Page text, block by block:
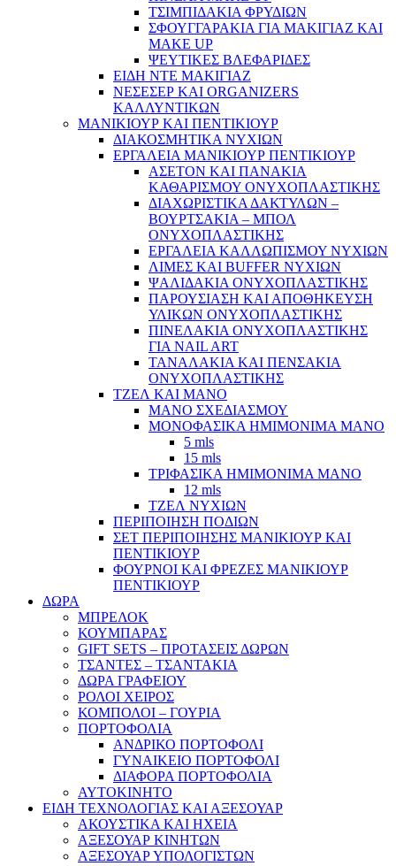
ΤΣΙΜΠΙΔΑΚΙΑ ΦΡΥΔΙΩΝ
ΣΦΟΥΓΓΑΡΑΚΙΑ ΓΙΑ ΜΑΚΙΓΙΑZ ΚΑΙ
MAKE UP
ΨΕΥΤΙΚΕΣ ΒΛΕΦΑΡΙΔΕΣ
ΕΙΔΗ ΝΤΕ ΜΑΚΙΓΙΑΖ
ΝΕΣΕΣΕΡ ΚΑΙ ORGANIZERS
ΚΑΛΛΥΝΤΙΚΩΝ
ΜΑΝΙΚΙΟΥΡ ΚΑΙ ΠΕΝΤΙΚΙΟΥΡ
ΔΙΑΚΟΣΜΗΤΙΚΑ ΝΥΧΙΩΝ
ΕΡΓΑΛΕΙΑ ΜΑΝΙΚΙΟΥΡ ΠΕΝΤΙΚΙΟΥΡ
ΑΣΕΤΟΝ ΚΑΙ ΠΑΝΑΚΙΑ
ΚΑΘΑΡΙΣΜΟΥ ΟΝΥΧΟΠΛΑΣΤΙΚΗΣ
ΔΙΑΧΩΡΙΣΤΙΚΑ ΔΑΚΤΥΛΩΝ –
ΒΟΥΡΤΣΑΚΙΑ – ΜΠΟΛ
ΟΝΥΧΟΠΛΑΣΤΙΚΗΣ
ΕΡΓΑΛΕΙΑ ΚΑΛΛΩΠΙΣΜΟΥ ΝΥΧΙΩΝ
ΛΙΜΕΣ ΚΑΙ BUFFER ΝΥΧΙΩΝ
ΨΑΛΙΔΑΚΙΑ ΟΝΥΧΟΠΛΑΣΤΙΚΗΣ
ΠΑΡΟΥΣΙΑΣΗ ΚΑΙ ΑΠΟΘΗΚΕΥΣΗ
ΥΛΙΚΩΝ ΟΝΥΧΟΠΛΑΣΤΙΚΗΣ
ΠΙΝΕΛΑΚΙΑ ΟΝΥΧΟΠΛΑΣΤΙΚΗΣ
ΓΙΑ NAIL ART
ΤΑΝΑΛΑΚΙΑ ΚΑΙ ΠΕΝΣΑΚΙΑ
ΟΝΥΧΟΠΛΑΣΤΙΚΗΣ
ΤΖΕΛ ΚΑΙ ΜΑΝΟ
ΜΑΝΟ ΣΧΕΔΙΑΣΜΟΥ
ΜΟΝΟΦΑΣΙΚΑ ΗΜΙΜΟΝΙΜΑ ΜΑΝΟ
5 mls
15 mls
ΤΡΙΦΑΣΙΚΑ ΗΜΙΜΟΝΙΜΑ ΜΑΝΟ
12 mls
ΤΖΕΛ ΝΥΧΙΩΝ
ΠΕΡΙΠΟΙΗΣΗ ΠΟΔΙΩΝ
ΣΕΤ ΠΕΡΙΠΟΙΗΣΗΣ ΜΑΝΙΚΙΟΥΡ ΚΑΙ
ΠΕΝΤΙΚΙΟΥΡ
ΦΟΥΡΝΟΙ ΚΑΙ ΦΡΕΖΕΣ ΜΑΝΙΚΙΟΥΡ
ΠΕΝΤΙΚΙΟΥΡ
ΔΩΡΑ
ΜΠΡΕΛΟΚ
ΚΟΥΜΠΑΡΑΣ
GIFT SETS – ΠΡΟΤΑΣΕΙΣ ΔΩΡΩΝ
ΤΣΑΝΤΕΣ – ΤΣΑΝΤΑΚΙΑ
ΔΩΡΑ ΓΡΑΦΕΙΟΥ
ΡΟΛΟΙ ΧΕΙΡΟΣ
ΚΟΜΠΟΛΟΙ – ΓΟΥΡΙΑ
ΠΟΡΤΟΦΟΛΙΑ
ΑΝΔΡΙΚΟ ΠΟΡΤΟΦΟΛΙ
ΓΥΝΑΙΚΕΙΟ ΠΟΡΤΟΦΟΛΙ
ΔΙΑΦΟΡΑ ΠΟΡΤΟΦΟΛΙΑ
ΑΥΤΟΚΙΝΗΤΟ
ΕΙΔΗ ΤΕΧΝΟΛΟΓΙΑΣ ΚΑΙ ΑΞΕΣΟΥΑΡ
ΑΚΟΥΣΤΙΚΑ ΚΑΙ ΗΧΕΙΑ
ΑΞΕΣΟΥΑΡ ΚΙΝΗΤΩΝ
ΑΞΕΣΟΥΑΡ ΥΠΟΛΟΓΙΣΤΩΝ